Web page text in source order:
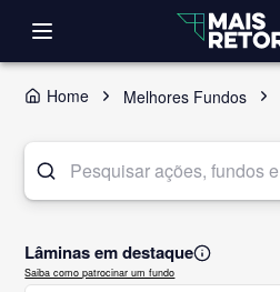
Home Melhores Fundos
Lâminas em destaque
Saiba como patrocinar um fundo